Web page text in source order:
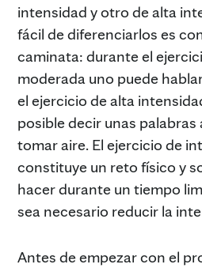
intensidad y otro de alta
fácil de diferenciarlos es
caminata: durante el
moderada uno puede
el ejercicio de alta
posible decir unas
tomar aire. El ejercicio de
constituye un reto físico y
hacer durante un tiempo
sea necesario reducir la
Antes de empezar con el